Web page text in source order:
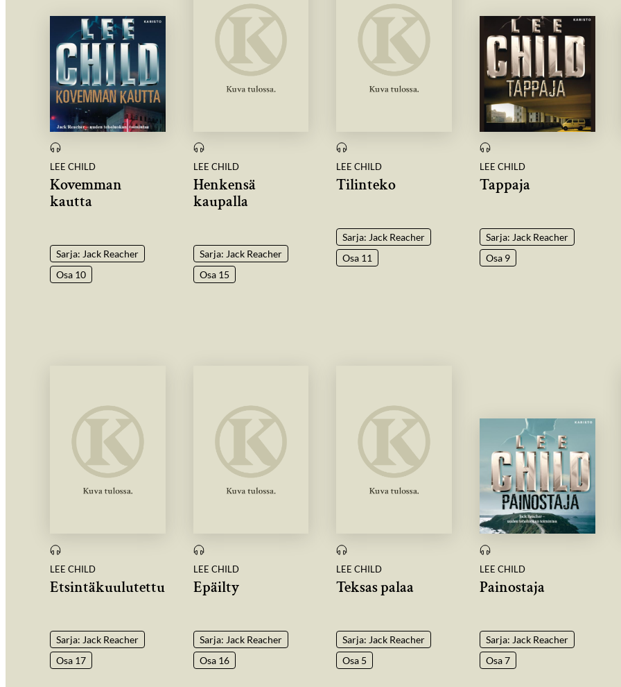
LEE CHILD
Kovemman
kautta
Sarja: Jack Reacher
Osa 10
LEE CHILD
Henkensä
kaupalla
Sarja: Jack Reacher
Osa 15
LEE CHILD
Tilinteko
Sarja: Jack Reacher
Osa 11
LEE CHILD
Tappaja
Sarja: Jack Reacher
Osa 9
LEE CHILD
Etsintäkuulutettu
Sarja: Jack Reacher
Osa 17
LEE CHILD
Epäilty
Sarja: Jack Reacher
Osa 16
LEE CHILD
Teksas palaa
Sarja: Jack Reacher
Osa 5
LEE CHILD
Painostaja
Sarja: Jack Reacher
Osa 7